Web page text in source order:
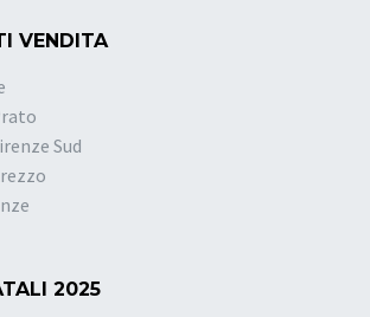
VENDITA
Sud
2025